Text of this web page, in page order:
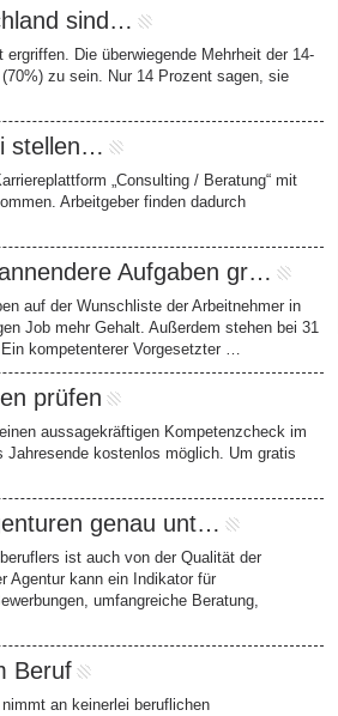
sind…
Die überwiegende Mehrheit der 14-
zu sein. Nur 14 Prozent sagen, sie
stellen…
„Consulting / Beratung“ mit
Arbeitgeber finden dadurch
Aufgaben gr…
auf der Wunschliste der Arbeitnehmer in
Job mehr Gehalt. Außerdem stehen bei 31
kompetenterer Vorgesetzter …
prüfen
aussagekräftigen Kompetenzcheck im
Jahresende kostenlos möglich. Um gratis
genau unt…
ist auch von der Qualität der
Agentur kann ein Indikator für
umfangreiche Beratung,
Beruf
an keinerlei beruflichen